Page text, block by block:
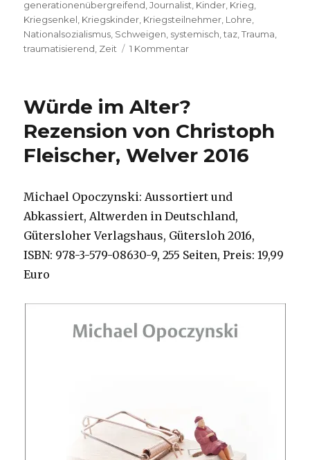
generationenübergreifend ,Journalist Kinder Krieg
Kriegsenkel Kriegskinder Kriegsteilnehmer Lohre
Nationalsozialismus Schweigen systemisch ,taz ,Trauma
traumatisierend Zeit 1 Kommentarzu
weitergereicht,
Rezension
von
Christoph
Fleischer,
2016
Würde im Alter?
Rezension von Christoph
Fleischer, Welver 2016
Michael Opoczynski: Aussortiert und
Abkassiert, Altwerden in Deutschland,
Gütersloher Verlagshaus, Gütersloh 2016,
ISBN: 978-3-579-08630-9, 255 Seiten, Preis: 19,99
Euro